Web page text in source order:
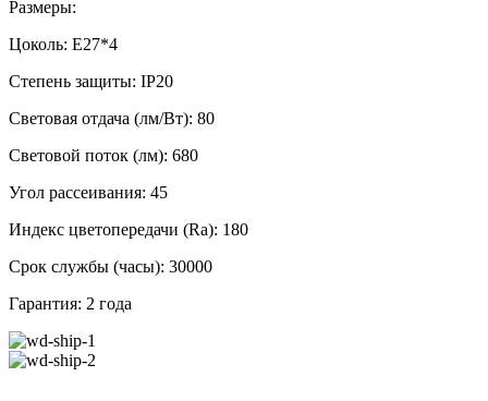
Размеры:
Цоколь: E27*4
Степень защиты: IP20
Световая отдача (лм/Вт): 80
Световой поток (лм): 680
Угол рассеивания: 45
Индекс цветопередачи (Ra): 180
Срок службы (часы): 30000
Гарантия: 2 года